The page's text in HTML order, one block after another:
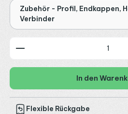
Zubehör - Profil, Endkappen,
Verbinder
Produkt Anzahl: Gib den
In den
Flexible Rückgabe